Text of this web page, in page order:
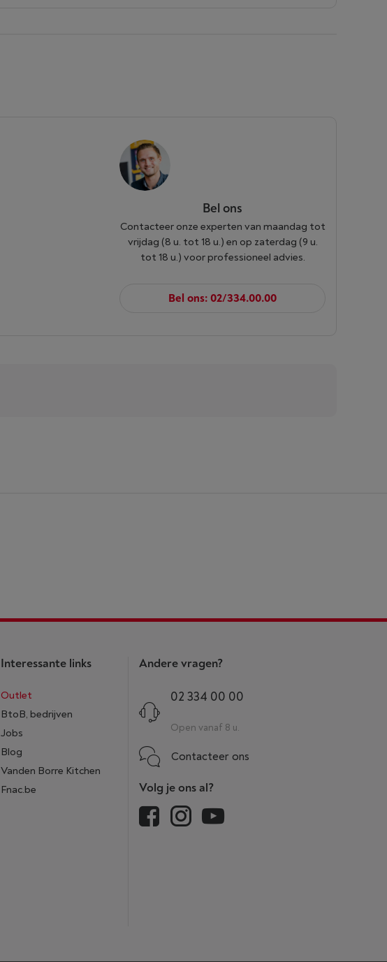
Bel ons
Contacteer onze experten van maandag tot
vrijdag (8 u. tot 18 u.) en op zaterdag (9 u.
tot 18 u.) voor professioneel advies.
Bel ons: 02/334.00.00
Interessante links
Outlet
BtoB, bedrijven
Jobs
Blog
Vanden Borre Kitchen
Fnac.be
Andere vragen?
02 334 00 00
Open vanaf 8 u.
Contacteer ons
Volg je ons al?